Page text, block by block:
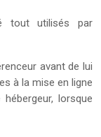
tout utilisés par
avant de lui
à la mise en ligne
lorsque